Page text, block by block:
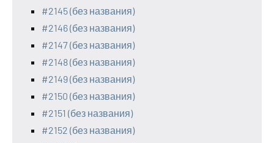
#2145 (без названия)
#2146 (без названия)
#2147 (без названия)
#2148 (без названия)
#2149 (без названия)
#2150 (без названия)
#2151 (без названия)
#2152 (без названия)